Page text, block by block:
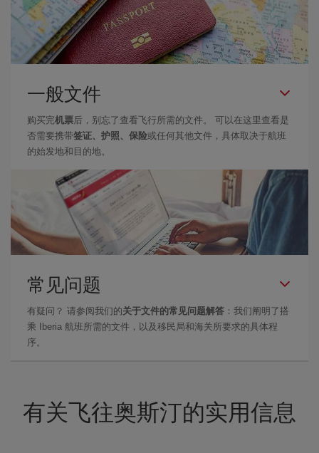
一般文件
购买完机票后，别忘了查看飞行所需的文件。 可以在这里查看是
否需要携带签证、护照、保险或任何其他文件，具体取决于航班
的始发地和目的地。
常见问题
有疑问？ 请参阅我们的关于文件的常见问题解答 ：我们阐明了搭
乘 Iberia 航班所需的文件，以及移民局和海关所要求的具体程
序。
有关飞往奥斯汀的实用信息